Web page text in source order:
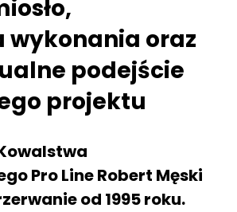
wykonania oraz
podejście
projektu
Pro Line Robert Męski
od 1995 roku.